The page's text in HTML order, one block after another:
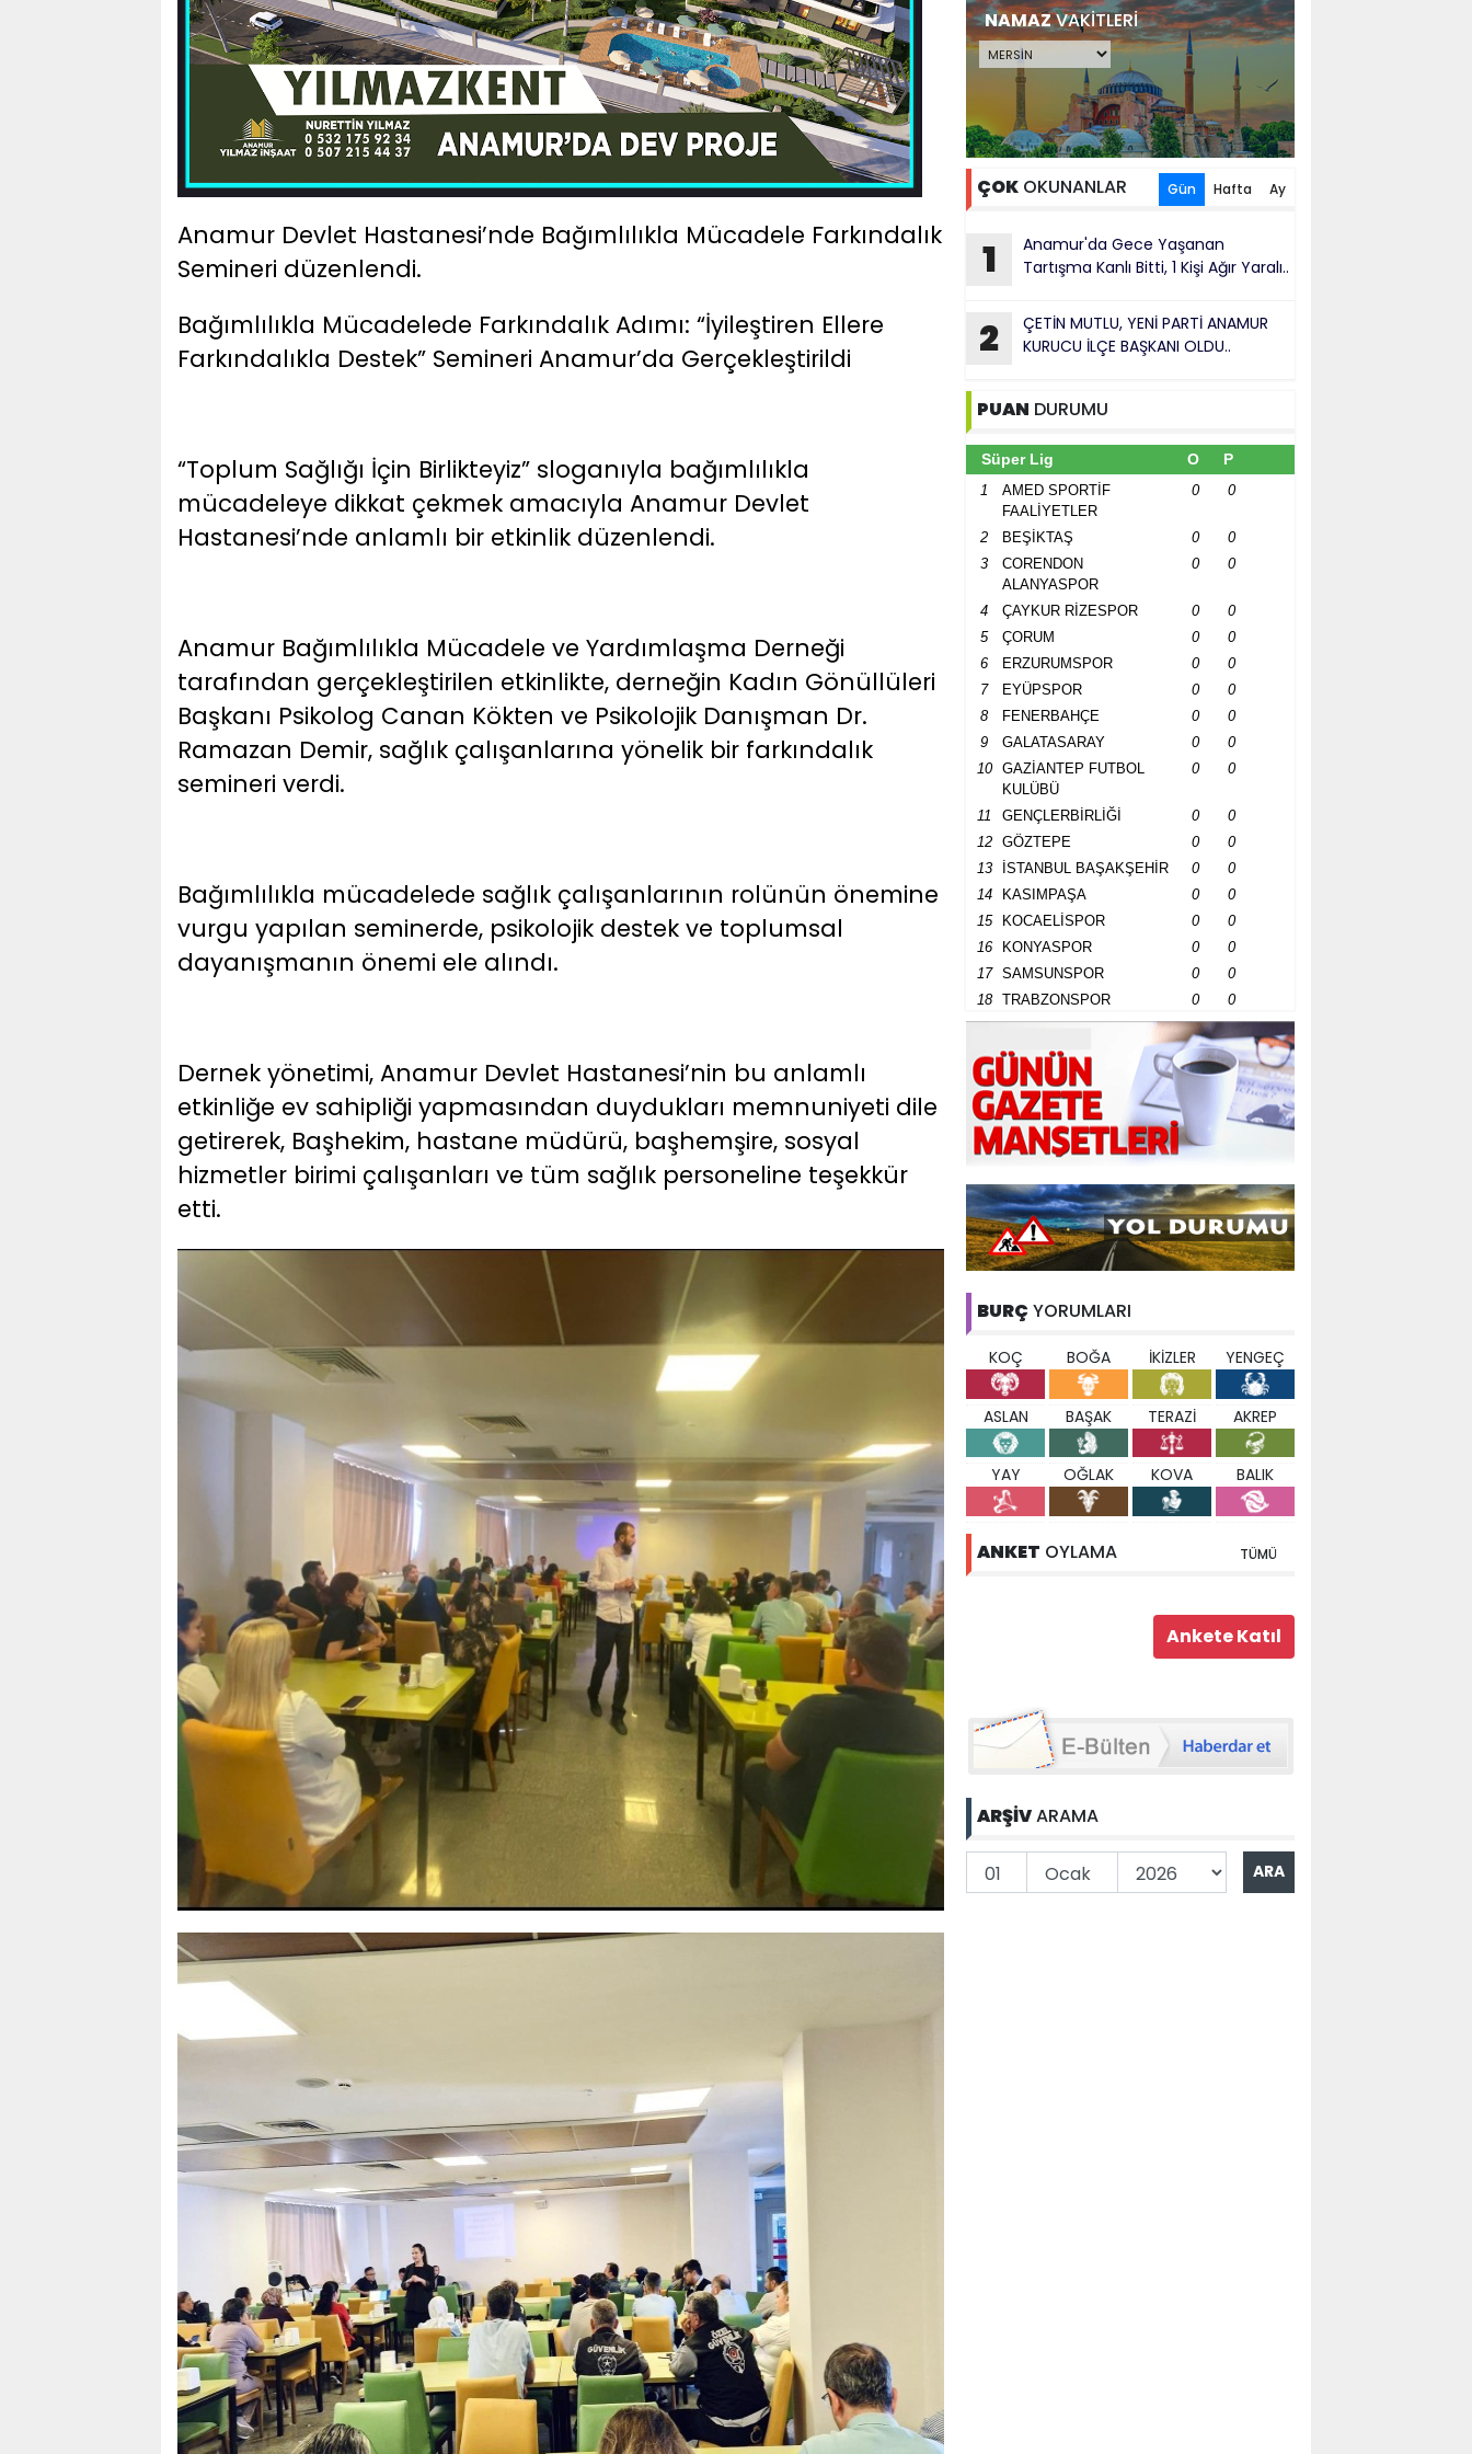
Anamur Devlet Hastanesi’nde Bağımlılıkla Mücadele Farkındalık
Semineri düzenlendi.
Bağımlılıkla Mücadelede Farkındalık Adımı: “İyileştiren Ellere
Farkındalıkla Destek” Semineri Anamur’da Gerçekleştirildi
“Toplum Sağlığı İçin Birlikteyiz” sloganıyla bağımlılıkla
mücadeleye dikkat çekmek amacıyla Anamur Devlet
Hastanesi’nde anlamlı bir etkinlik düzenlendi.
Anamur Bağımlılıkla Mücadele ve Yardımlaşma Derneği
tarafından gerçekleştirilen etkinlikte, derneğin Kadın Gönüllüleri
Başkanı Psikolog Canan Kökten ve Psikolojik Danışman Dr.
Ramazan Demir, sağlık çalışanlarına yönelik bir farkındalık
semineri verdi.
Bağımlılıkla mücadelede sağlık çalışanlarının rolünün önemine
vurgu yapılan seminerde, psikolojik destek ve toplumsal
dayanışmanın önemi ele alındı.
Dernek yönetimi, Anamur Devlet Hastanesi’nin bu anlamlı
etkinliğe ev sahipliği yapmasından duydukları memnuniyeti dile
getirerek, Başhekim, hastane müdürü, başhemşire, sosyal
hizmetler birimi çalışanları ve tüm sağlık personeline teşekkür
etti.
NAMAZVAKİTLERİ
ÇOK OKUNANLAR Gün Hafta Ay
1
Anamur'da Gece Yaşanan
Tartışma Kanlı Bitti, 1 Kişi Ağır Yaralı..
2
ÇETİN MUTLU, YENİ PARTİ ANAMUR
KURUCU İLÇE BAŞKANI OLDU..
PUAN DURUMU
Süper Lig O P
1
AMED SPORTİF
FAALİYETLER
0 0
2 BEŞİKTAŞ 0
0
3
CORENDON
ALANYASPOR
0 0
4 ÇAYKUR RİZESPOR 0
0
5
ÇORUM 0
0
6
ERZURUMSPOR 0
0
7
EYÜPSPOR 0
0
8
FENERBAHÇE 0
0
9
GALATASARAY 0
0
10
GAZİANTEP FUTBOL
KULÜBÜ
0 0
11 GENÇLERBİRLİĞİ 0
0
12
GÖZTEPE 0
0
13
İSTANBUL BAŞAKŞEHİR 0
0
14
KASIMPAŞA 0
0
15
KOCAELİSPOR 0
0
16
KONYASPOR 0
0
17
SAMSUNSPOR 0
0
18
TRABZONSPOR 0 0
BURÇ YORUMLARI
KOÇ BOĞA İKİZLER YENGEÇ
ASLAN BAŞAK TERAZİ AKREP
YAY OĞLAK KOVA BALIK
ANKET OYLAMA TÜMÜ
ARŞİVARAMA